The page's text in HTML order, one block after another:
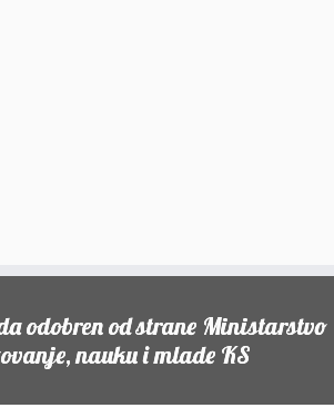
odobren od strane Ministarstvo
nauku i mlade KS